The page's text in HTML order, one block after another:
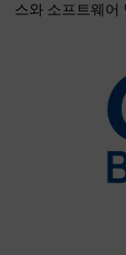
스와 소프트웨어